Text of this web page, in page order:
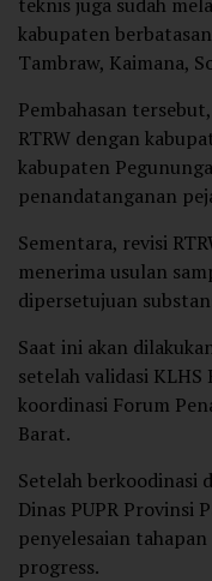
kabupaten
Tambraw, Kaimana,
Pembahasan
RTRW dengan
kabupaten
penandatanganan
Sementara, revisi
menerima usulan
dipersetujuan
Saat ini akan
setelah validasi KLHS
koordinasi Forum
Barat.
Setelah berkoodinasi
Dinas PUPR Provinsi
penyelesaian
progress.